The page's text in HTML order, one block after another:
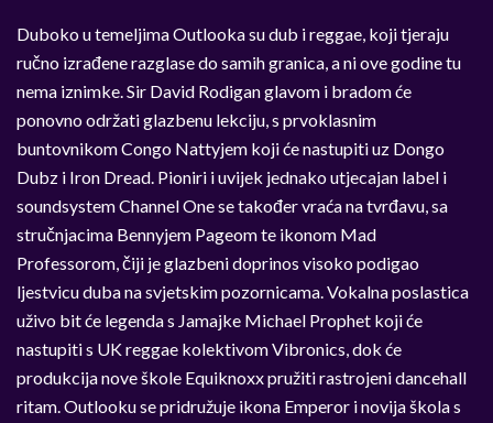
Duboko u temeljima Outlooka su dub i reggae, koji tjeraju
ručno izrađene razglase do samih granica, a ni ove godine tu
nema iznimke. Sir David Rodigan glavom i bradom će
ponovno održati glazbenu lekciju, s prvoklasnim
buntovnikom Congo Nattyjem koji će nastupiti uz Dongo
Dubz i Iron Dread. Pioniri i uvijek jednako utjecajan label i
soundsystem Channel One se također vraća na tvrđavu, sa
stručnjacima Bennyjem Pageom te ikonom Mad
Professorom, čiji je glazbeni doprinos visoko podigao
ljestvicu duba na svjetskim pozornicama. Vokalna poslastica
uživo bit će legenda s Jamajke Michael Prophet koji će
nastupiti s UK reggae kolektivom Vibronics, dok će
produkcija nove škole Equiknoxx pružiti rastrojeni dancehall
ritam. Outlooku se pridružuje ikona Emperor i novija škola s